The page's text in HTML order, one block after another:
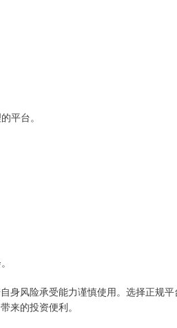
平台。
身风险承受能力谨慎使用。选择正规
来的投资便利。